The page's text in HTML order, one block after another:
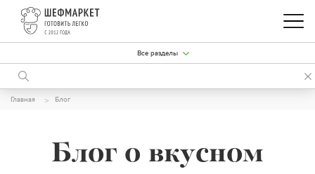
Все разделы
Главная Блог
Блог о вкусном